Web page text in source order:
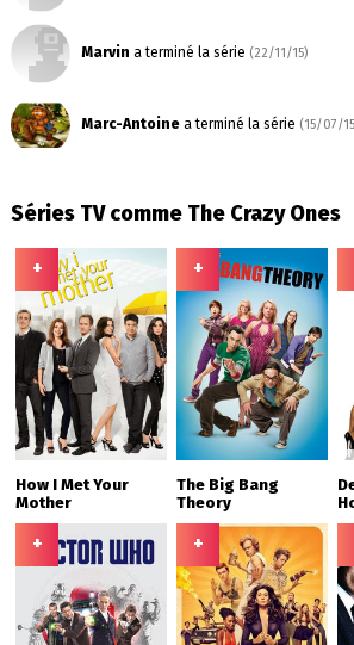
Marvin a terminé la série (22/11/15)
Marc-Antoinea terminé la série (15/07/
Séries TV comme The Crazy Ones
+
How I Met Your
Mother
+
The Big Bang
Theory
+ +